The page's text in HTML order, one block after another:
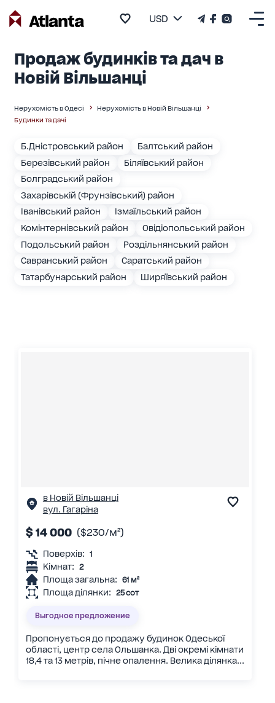
USD
Продаж будинків та дач в
Новій Вільшанці
Нерухомість в Одесі
Нерухомість в Новій Вільшанці
Будинки та дачі
Б.Дністровський район
Балтський район
Березівський район
Біляївський район
Болградський район
Захарівській (Фрунзівський) район
Іванівський район
Ізмаїльський район
Комінтернівський район
Овідіопольський район
Подольський район
Роздільнянський район
Савранський район
Саратський район
Татарбунарський район
Ширяївський район
в Новій Вільшанці
вул. Гагаріна
$ 14 000 ($230/м²)
Поверхів: 1
Кімнат: 2
Площа загальна: 61 м²
Площа ділянки: 25 сот
Выгодное предложение
Пропонується до продажу будинок Одеської
області, центр села Ольшанка. Дві окремі кімнати
18,4 та 13 метрів, пічне опалення. Велика ділянка...